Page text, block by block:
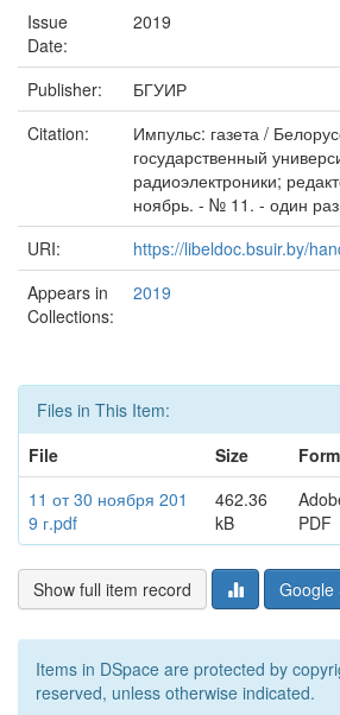
Issue
Date:
2019
Publisher:
БГУИР
Citation:
Импульс: газета /
государственный
радиоэлектроники;
ноябрь. - № 11. - один
URI:
https://libeldoc.bsuir.by/
Appears in
Collections:
2019
Files in This Item:
File
Size
11 от 30 ноября 201
9 г.pdf
462.36
kB
PDF
Show full item record Google
Items in DSpace are protected by
reserved, unless otherwise indicated.